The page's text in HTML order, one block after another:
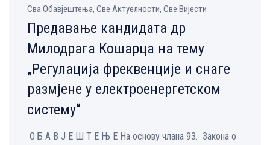
Сва Обавјештења, Све Aктуелности, Све Вијести
Предавањe кандидата др
Милодрага Кошарца на тему
„Регулација фреквенције и снаге
размјене у електроенергетском
систему“
О Б А В Ј Е Ш Т Е Њ Е На основу члана 93. Закона о